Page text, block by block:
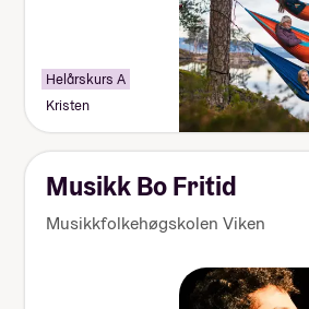
Helårskurs A
Kristen
Musikk Bo Fritid
Musikkfolkehøgskolen Viken